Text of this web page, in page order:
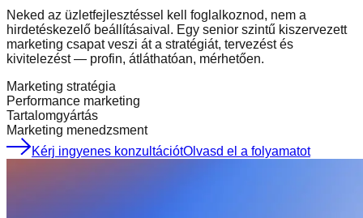
Neked az üzletfejlesztéssel kell foglalkoznod, nem a
hirdetéskezelő beállításaival. Egy senior szintű kiszervezett
marketing csapat veszi át a stratégiát, tervezést és
kivitelezést — profin, átláthatóan, mérhetően.
Marketing stratégia
Performance marketing
Tartalomgyártás
Marketing menedzsment
Kérj ingyenes konzultációtOlvasd el a folyamatot